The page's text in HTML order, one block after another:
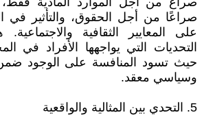
صراعًا من أجل الحقوق، والتأثير في
على المعايير الثقافية والاجتماعية.
التحديات التي يواجهها الأفراد في
حيث تسود المنافسة على الوجود
وسياسي معقد.
5. التحدي بين المثالية والواقعية